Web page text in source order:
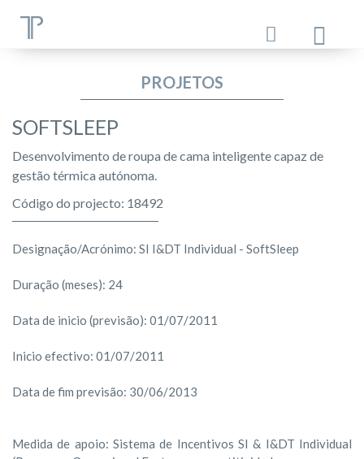
PROJETOS
SOFTSLEEP
Desenvolvimento de roupa de cama inteligente capaz de
gestão térmica autónoma.
Código do projecto: 18492
Designação/Acrónimo: SI I&DT Individual - SoftSleep
Duração (meses): 24
Data de inicio (previsão): 01/07/2011
Inicio efectivo: 01/07/2011
Data de fim previsão: 30/06/2013
Medida de apoio: Sistema de Incentivos SI & I&DT Individual